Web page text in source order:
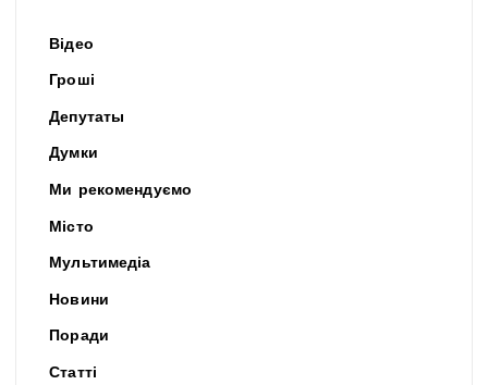
Відео
Гроші
Депутаты
Думки
Ми рекомендуємо
Місто
Мультимедіа
Новини
Поради
Статті